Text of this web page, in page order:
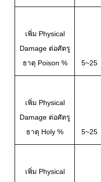
เพิ่ม Physical
Damage ต่อศัตรู
ธาตุ Poison %
5~25
เพิ่ม Physical
Damage ต่อศัตรู
ธาตุ Holy %
5~25
เพิ่ม Physical